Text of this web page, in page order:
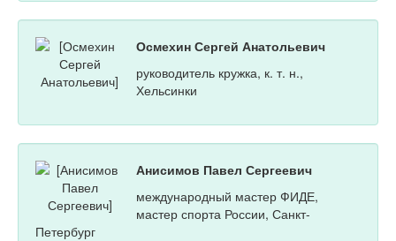
Осмехин Сергей Анатольевич
руководитель кружка, к. т. н.,
Хельсинки
Анисимов Павел Сергеевич
международный мастер ФИДЕ,
мастер спорта России, Санкт-
Петербург